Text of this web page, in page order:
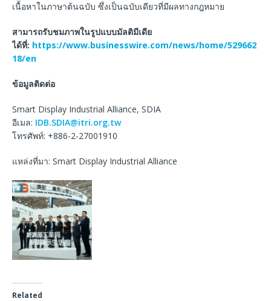
เนื้อหาในภาษาต้นฉบับ ซึ่งเป็นฉบับเดียวที่มีผลทางกฎหมาย
สามารถรับชมภาพในรูปแบบมัลติมีเดีย
ได้ที่: https://www.businesswire.com/news/home/529662
18/en
ข้อมูลติดต่อ
Smart Display Industrial Alliance, SDIA
อีเมล: IDB.SDIA@itri.org.tw
โทรศัพท์: +886-2-27001910
แหล่งที่มา: Smart Display Industrial Alliance
Related